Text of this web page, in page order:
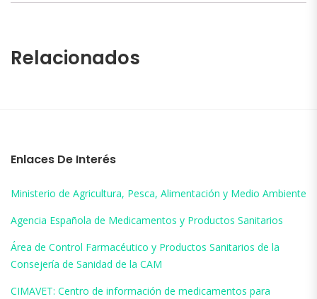
Relacionados
Enlaces De Interés
Ministerio de Agricultura, Pesca, Alimentación y Medio Ambiente
Agencia Española de Medicamentos y Productos Sanitarios
Área de Control Farmacéutico y Productos Sanitarios de la
Consejería de Sanidad de la CAM
CIMAVET: Centro de información de medicamentos para